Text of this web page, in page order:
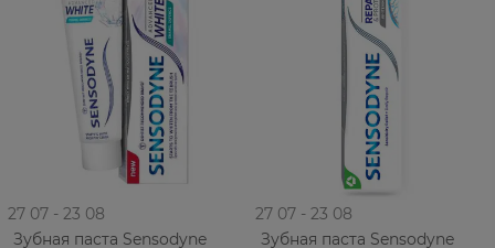
27 07 - 23 08
Зубная паста Sensodyne
27 07 - 23 08
Зубная паста Sensodyne